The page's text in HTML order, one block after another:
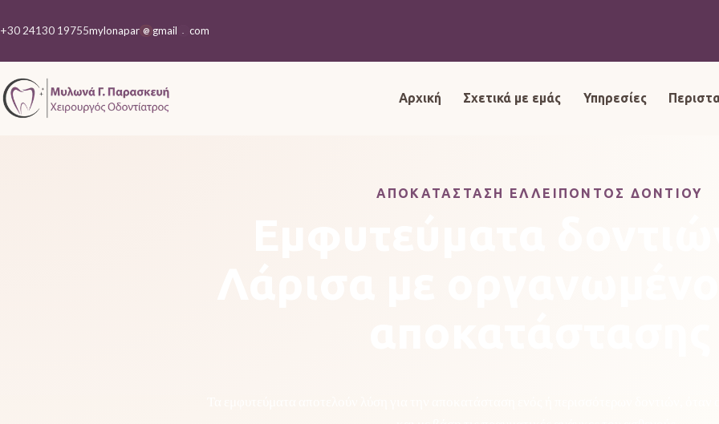
+30 24130 19755mylonapar @ gmail com
Αρχική Σχετικά με εμάς Υπηρεσίες
ΑΠΟΚΑΤΆΣΤΑΣΗ ΕΛΛΕΊΠΟΝΤΟΣ ΔΟΝΤΙΟΎ